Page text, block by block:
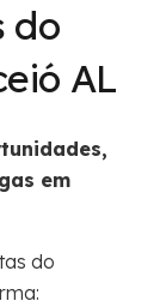
do
AL
em
do